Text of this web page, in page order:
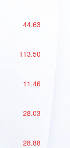
44.63
113.50
11.46
28.03
28.88